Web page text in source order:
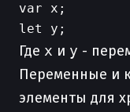
var x;
Где x и y -
Переменные и
элементы для